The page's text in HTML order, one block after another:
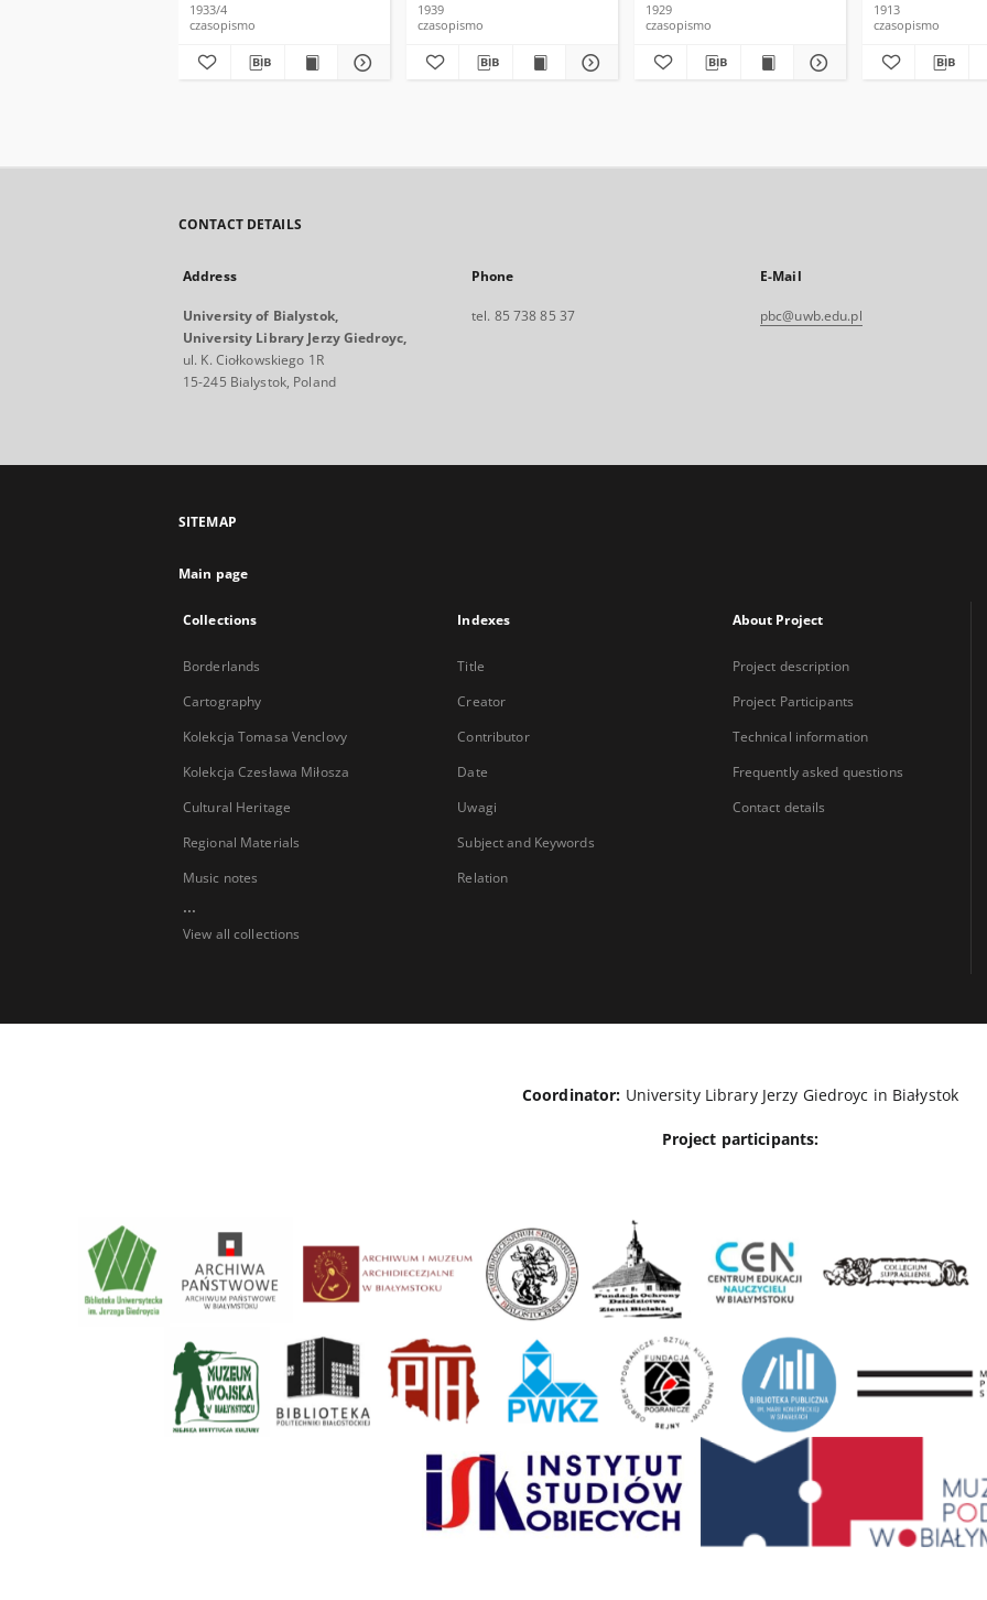
1933/4
czasopismo
1939
czasopismo
1929
czasopismo
1913
czasopismo
CONTACT DETAILS
Address
University of Bialystok,
University Library Jerzy Giedroyc,
ul. K. Ciołkowskiego 1R
15-245 Bialystok, Poland
Phone
tel. 85 738 85 37
E-Mail
pbc@uwb.edu.pl
SITEMAP
Main page
Collections
Borderlands
Cartography
Kolekcja Tomasa Venclovy
Kolekcja Czesława Miłosza
Cultural Heritage
Regional Materials
Music notes
...
View all collections
Indexes
Title
Creator
Contributor
Date
Uwagi
Subject and Keywords
Relation
About Project
Project description
Project Participants
Technical information
Frequently asked questions
Contact details
Coordinator: University Library Jerzy Giedroyc in Białystok
Project participants: